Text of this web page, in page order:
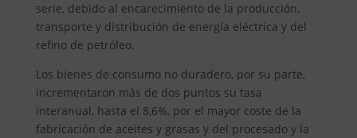
serie, debido al encarecimiento de la producción,
transporte y distribución de energía eléctrica y del
refino de petróleo.
Los bienes de consumo no duradero, por su parte,
incrementaron más de dos puntos su tasa
interanual, hasta el 8,6%, por el mayor coste de la
fabricación de aceites y grasas y del procesado y la